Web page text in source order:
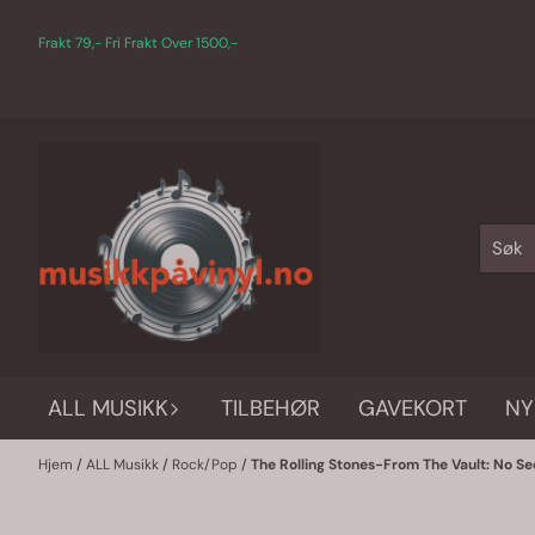
Frakt 79,- Fri Frakt Over 1500,-
ALL MUSIKK TILBEHØR GAVEKORT
Hjem / ALL Musikk/ Rock/Pop / The Rolling Stones-From The Vault: No